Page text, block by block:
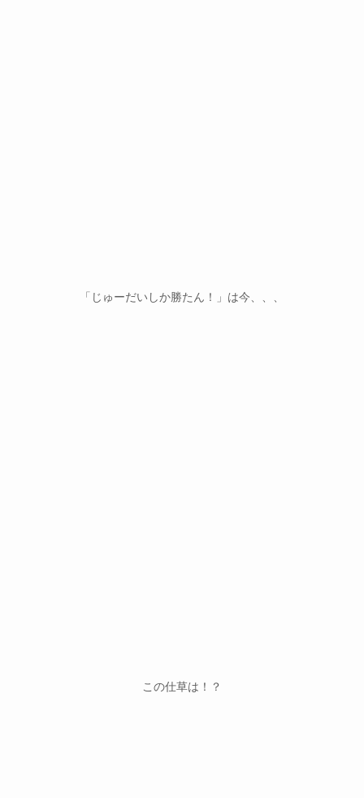
「じゅーだいしか勝たん！」は今、、、
この仕草は！？